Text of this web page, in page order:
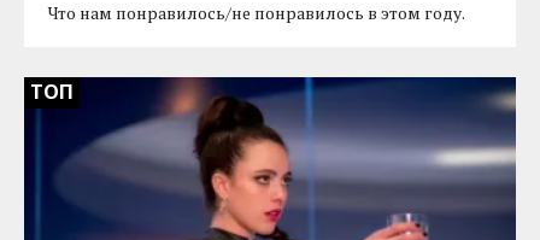
Что нам понравилось/не понравилось в этом году.
ТОП